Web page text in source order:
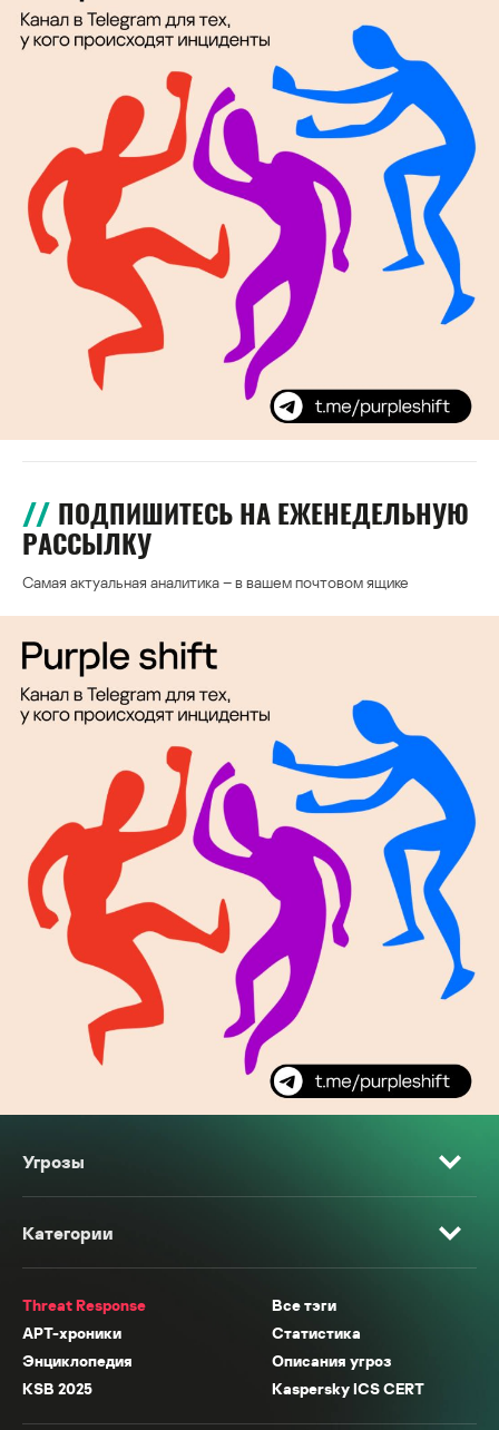
ПОДПИШИТЕСЬ НА ЕЖЕНЕДЕЛЬНУЮ
РАССЫЛКУ
Самая актуальная аналитика – в вашем почтовом ящике
Угрозы
Категории
Threat Response
Все тэги
APT-хроники
Статистика
Энциклопедия
Описания угроз
KSB 2025
Kaspersky ICS CERT